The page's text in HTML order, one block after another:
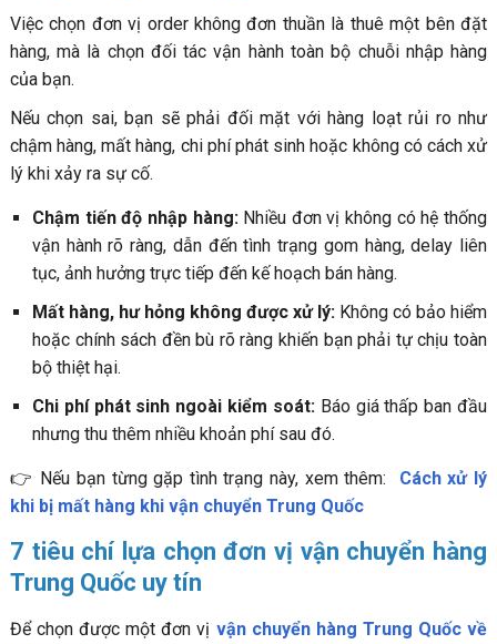
Việc chọn đơn vị order không đơn thuần là thuê một bên đặt
hàng, mà là chọn đối tác vận hành toàn bộ chuỗi nhập hàng
của bạn.
Nếu chọn sai, bạn sẽ phải đối mặt với hàng loạt rủi ro như
chậm hàng, mất hàng, chi phí phát sinh hoặc không có cách xử
lý khi xảy ra sự cố.
Chậm tiến độ nhập hàng:Nhiều đơn vị không có hệ thống
vận hành rõ ràng, dẫn đến tình trạng gom hàng, delay liên
tục, ảnh hưởng trực tiếp đến kế hoạch bán hàng.
Mất hàng, hư hỏng không được xử lý: Không có bảo hiểm
hoặc chính sách đền bù rõ ràng khiến bạn phải tự chịu toàn
bộ thiệt hại.
Chi phí phát sinh ngoài kiểm soát:Báo giá thấp ban đầu
nhưng thu thêm nhiều khoản phí sau đó.
👉 Nếu bạn từng gặp tình trạng này, xem thêm:
Cách xử lý
khi bị mất hàng khi vận chuyển Trung Quốc
7 tiêu chí lựa chọn đơn vị vận chuyển hàng
Trung Quốc uy tín
Để chọn được một đơn vị vận chuyển hàng Trung Quốc về